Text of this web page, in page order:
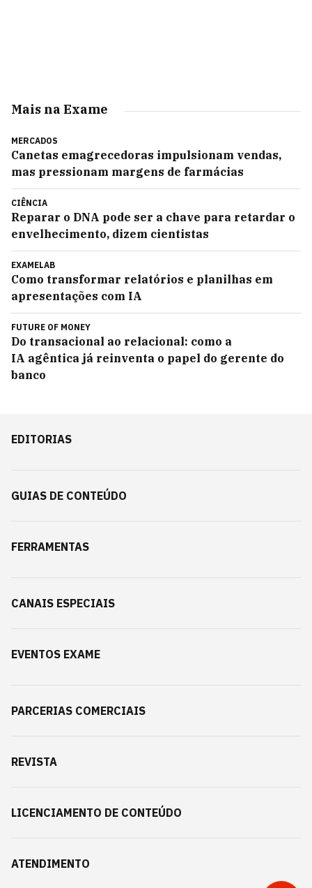
Mais na Exame
MERCADOS
Canetas emagrecedoras impulsionam vendas,
mas pressionam margens de farmácias
CIÊNCIA
Reparar o DNA pode ser a chave para retardar o
envelhecimento, dizem cientistas
EXAMELAB
Como transformar relatórios e planilhas em
apresentações com IA
FUTURE OF MONEY
Do transacional ao relacional: como a
IA agêntica já reinventa o papel do gerente do
banco
EDITORIAS
GUIAS DE CONTEÚDO
FERRAMENTAS
CANAIS ESPECIAIS
EVENTOS EXAME
PARCERIAS COMERCIAIS
REVISTA
LICENCIAMENTO DE CONTEÚDO
ATENDIMENTO